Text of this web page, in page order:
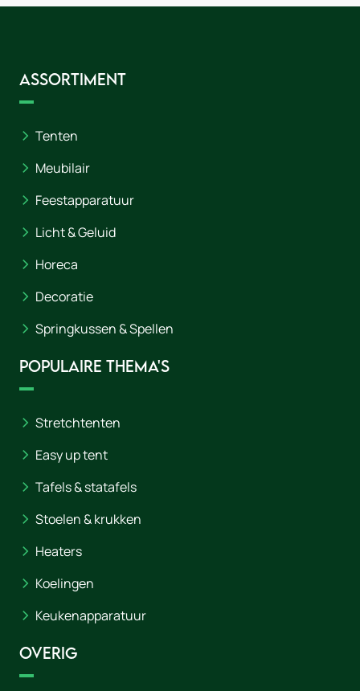
Assortiment
Tenten
Meubilair
Feestapparatuur
Licht & Geluid
Horeca
Decoratie
Springkussen & Spellen
Populaire thema's
Stretchtenten
Easy up tent
Tafels & statafels
Stoelen & krukken
Heaters
Koelingen
Keukenapparatuur
Overig